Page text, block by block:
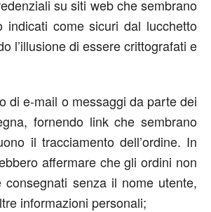
su siti web che sembrano
indicati come sicuri dal lucchetto
l’illusione di essere crittografati e
di e-mail o messaggi da parte dei
fornendo link che sembrano
il tracciamento dell’ordine. In
affermare che gli ordini non
consegnati senza il nome utente,
informazioni personali;